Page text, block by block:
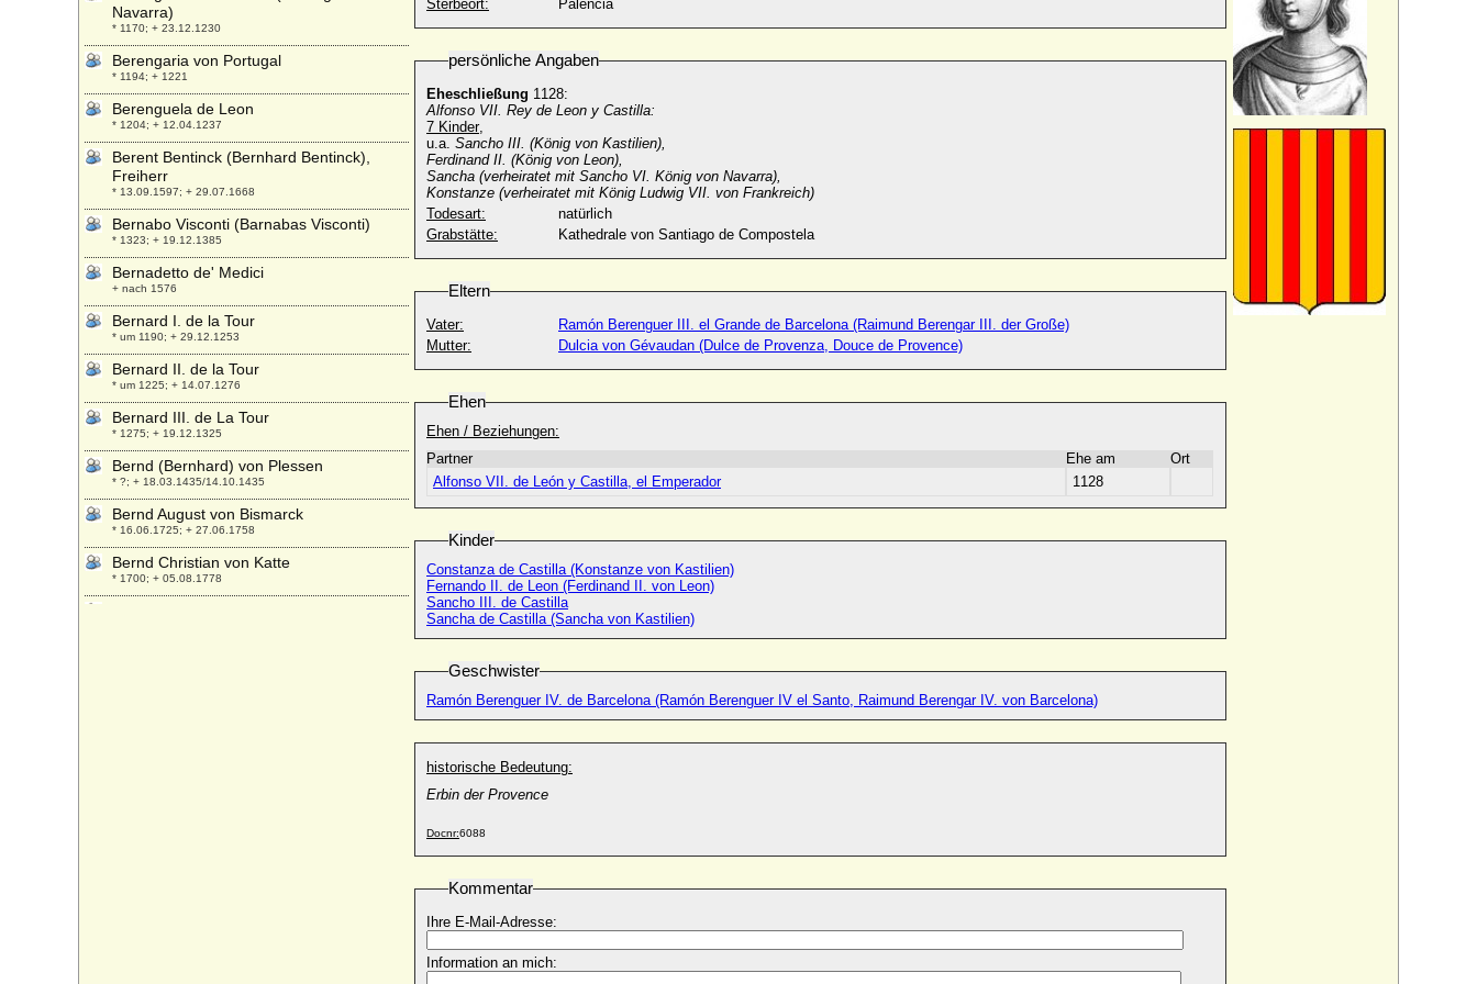
Sterbeort:
Palencia
persönliche Angaben
Eheschließung 1128:
Alfonso VII. Rey de Leon y Castilla:
7 Kinder,
u.a. Sancho III. (König von Kastilien),
Ferdinand II. (König von Leon),
Sancha (verheiratet mit Sancho VI. König von Navarra),
Konstanze (verheiratet mit König Ludwig VII. von Frankreich)
Todesart:
natürlich
Grabstätte:
Kathedrale von Santiago de Compostela
Eltern
Vater:
Ramón Berenguer III. el Grande de Barcelona (Raimund Berengar III. der Große)
Mutter:
Dulcia von Gévaudan (Dulce de Provenza, Douce de Provence)
Ehen
Ehen / Beziehungen:
Partner
Ehe am
Ort
Alfonso VII. de León y Castilla, el Emperador
1128
Kinder
Constanza de Castilla (Konstanze von Kastilien)
Fernando II. de Leon (Ferdinand II. von Leon)
Sancho III. de Castilla
Sancha de Castilla (Sancha von Kastilien)
Geschwister
Ramón Berenguer IV. de Barcelona (Ramón Berenguer IV el Santo, Raimund Berengar IV. von Barcelona)
historische Bedeutung:
Erbin der Provence
Docnr:6088
Kommentar
Ihre E-Mail-Adresse:
Information an mich:
Navarra)
* 1170; + 23.12.1230
Berengaria von Portugal
* 1194; + 1221
Berenguela de Leon
* 1204; + 12.04.1237
Berent Bentinck (Bernhard Bentinck),
Freiherr
* 13.09.1597; + 29.07.1668
Bernabo Visconti (Barnabas Visconti)
* 1323; + 19.12.1385
Bernadetto de' Medici
+ nach 1576
Bernard I. de la Tour
* um 1190; + 29.12.1253
Bernard II. de la Tour
* um 1225; + 14.07.1276
Bernard III. de La Tour
* 1275; + 19.12.1325
Bernd (Bernhard) von Plessen
* ?; + 18.03.1435/14.10.1435
Bernd August von Bismarck
* 16.06.1725; + 27.06.1758
Bernd Christian von Katte
* 1700; + 05.08.1778